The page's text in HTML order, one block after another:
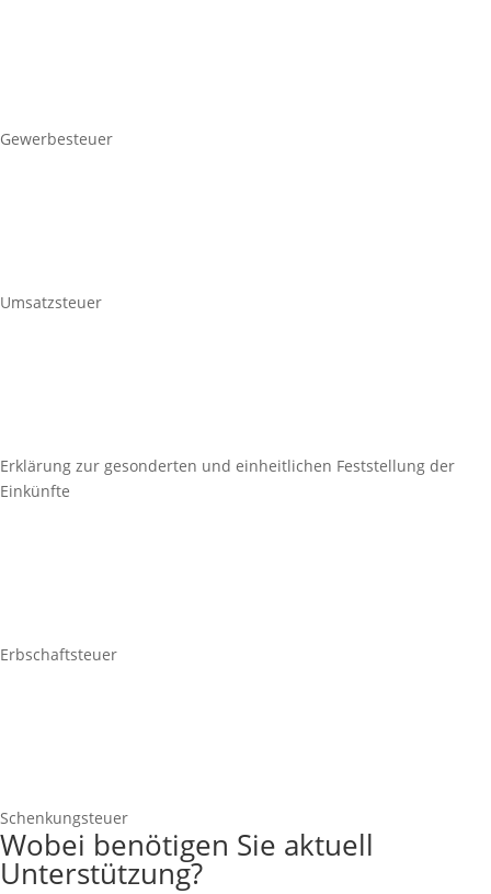
Gewerbesteuer
Umsatzsteuer
Erklärung zur gesonderten und einheitlichen Feststellung der
Einkünfte
Erbschaftsteuer
Schenkungsteuer
Wobei benötigen Sie aktuell
Unterstützung?